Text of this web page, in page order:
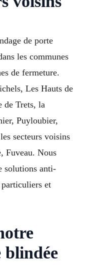
de porte
les communes
de fermeture.
Les Hauts de
de Trets, la
Puyloubier,
secteurs voisins
Fuveau. Nous
solutions anti-
particuliers et
blindée